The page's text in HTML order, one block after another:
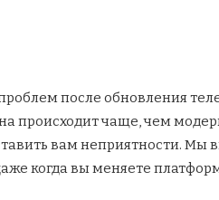
после обновления
происходит чаще, чем
вам неприятности. Мы
когда вы меняете